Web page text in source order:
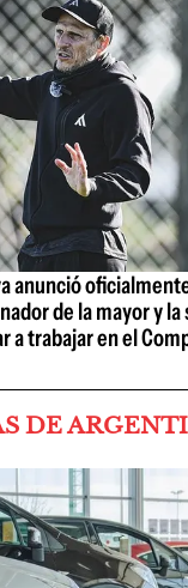
anunció
de la mayor y la
a trabajar en el
DE